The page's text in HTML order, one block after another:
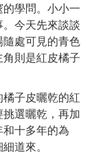
學問。小小一
今天先來談談
處可見的青色
則是紅皮橘子
子皮曬乾的紅
選曬乾，再加
十多年的為
道來。